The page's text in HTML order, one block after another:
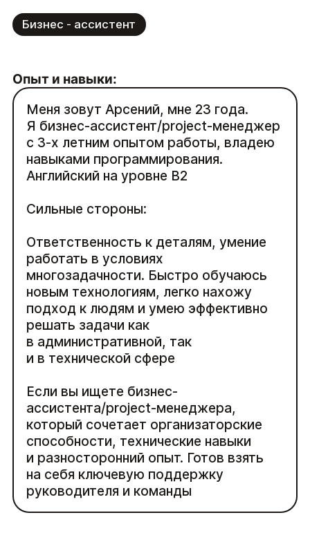
Бизнес - ассистент
Опыт и навыки:
Меня зовут Арсений, мне 23 года.
Я бизнес-ассистент/project-менеджер
с 3-х летним опытом работы, владею
навыками программирования.
Английский на уровне B2
Сильные стороны:
Ответственность к деталям, умение
работать в условиях
многозадачности. Быстро обучаюсь
новым технологиям, легко нахожу
подход к людям и умею эффективно
решать задачи как
в административной, так
и в технической сфере
Если вы ищете бизнес-
ассистента/project-менеджера,
который сочетает организаторские
способности, технические навыки
и разносторонний опыт. Готов взять
на себя ключевую поддержку
руководителя и команды